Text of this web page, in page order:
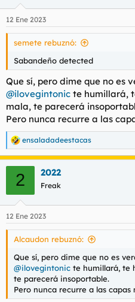
e
s
12 Ene 2023
semete rebuznó:
Sabandeño detected
Que sí, pero dime que no es
@ilovegintonic te humillará,
mala, te parecerá
Pero nunca recurre a las
R
e
a
e
s
ensaladadeestacas
2 2022
Freak
12 Ene 2023
Alcaudon rebuznó:
Que sí, pero dime que no es
@ilovegintonic te humillará, te
te parecerá insoportable.
Pero nunca recurre a las